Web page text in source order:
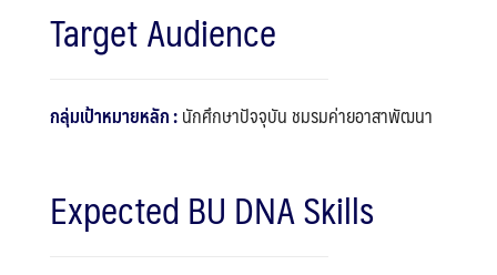
Target Audience
กลุ่มเป้าหมายหลัก :นักศึกษาปัจจุบัน ชมรมค่ายอาสาพัฒนา
Expected BU DNA Skills